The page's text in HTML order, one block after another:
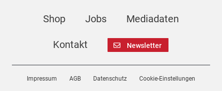
Shop Jobs Mediadaten
Kontakt Newsletter
Impressum AGB Datenschutz Cookie-Einstellungen